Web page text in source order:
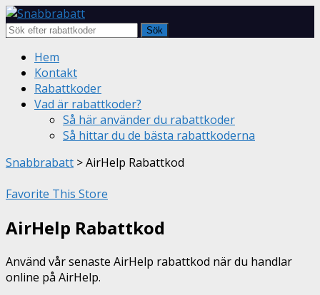
Sök
Skip
content
Hem
Kontakt
Rabattkoder
Vad är rabattkoder?
Så här använder du rabattkoder
Så hittar du de bästa rabattkoderna
Snabbrabatt >AirHelp Rabattkod
Favorite This Store
AirHelp Rabattkod
Använd vår senaste AirHelp rabattkod när du handlar
online på AirHelp.